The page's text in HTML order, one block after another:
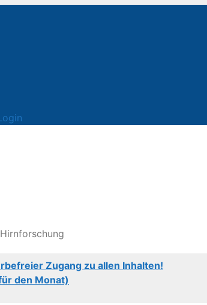
Zugang zu allen Inhalten!
den Monat)